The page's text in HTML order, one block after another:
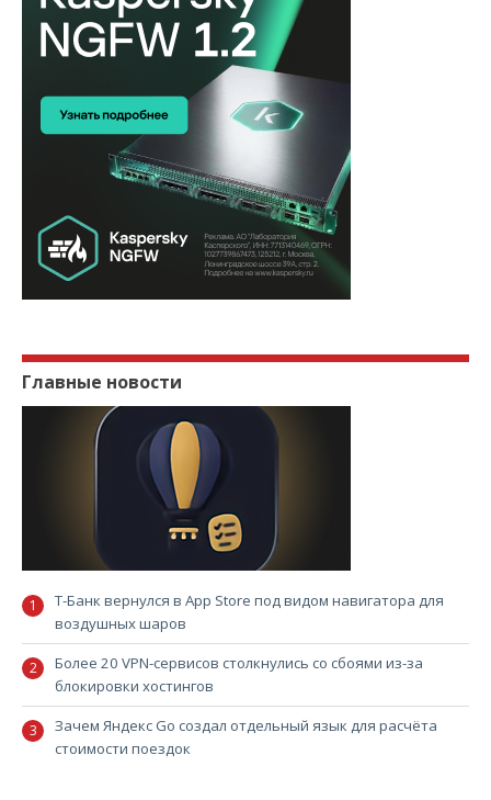
Главные новости
Т-Банк вернулся в App Store под видом навигатора для
воздушных шаров
Более 20 VPN-сервисов столкнулись со сбоями из-за
блокировки хостингов
Зачем Яндекс Go создал отдельный язык для расчёта
стоимости поездок